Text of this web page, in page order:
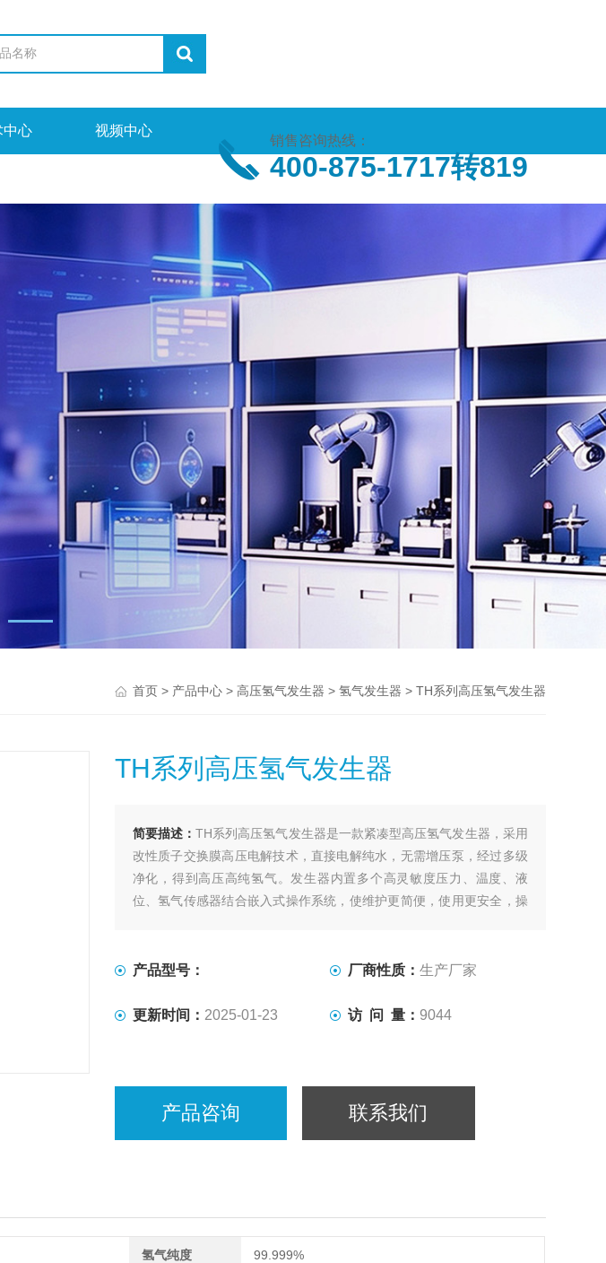
销售咨询热线：
400-875-1717转819
中心 视频中心
首页> 产品中心> 高压氢气发生器 > 氢气发生器 > TH系列高压氢气发生器
TH系列高压氢气发生器
简要描述： TH系列高压氢气发生器是一款紧凑型高压氢气发生器，采用
改性质子交换膜高压电解技术，直接电解纯水，无需增压泵，经过多级
净化，得到高压高纯氢气。发生器内置多个高灵敏度压力、温度、液
位、氢气传感器结合嵌入式操作系统，使维护更简便，使用更安全，操
产品型号： 厂商性质：生产厂家
更新时间： 2025-01-23 访 问 量： 9044
产品咨询 联系我们
氢气纯度 99.999%